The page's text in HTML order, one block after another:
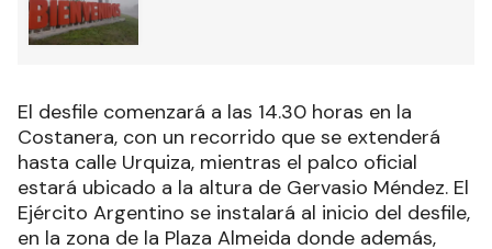
El desfile comenzará a las 14.30 horas en la
Costanera, con un recorrido que se extenderá
hasta calle Urquiza, mientras el palco oficial
estará ubicado a la altura de Gervasio Méndez. El
Ejército Argentino se instalará al inicio del desfile,
en la zona de la Plaza Almeida donde además,